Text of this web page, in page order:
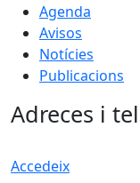
Agenda
Avisos
Notícies
Publicacions
Adreces i
Accedeix